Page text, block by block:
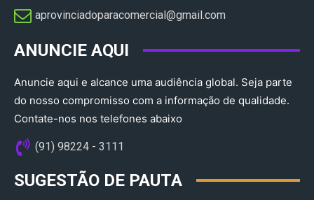
aprovinciadoparacomercial@gmail.com​
ANUNCIE AQUI
Anuncie aqui e alcance uma audiência global. Seja parte
do nosso compromisso com a informação de qualidade.
Contate-nos nos telefones abaixo
(91) 98224 - 3111
SUGESTÃO DE PAUTA